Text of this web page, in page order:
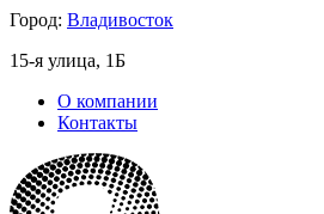
Город: Владивосток
15-я улица, 1Б
О компании
Контакты